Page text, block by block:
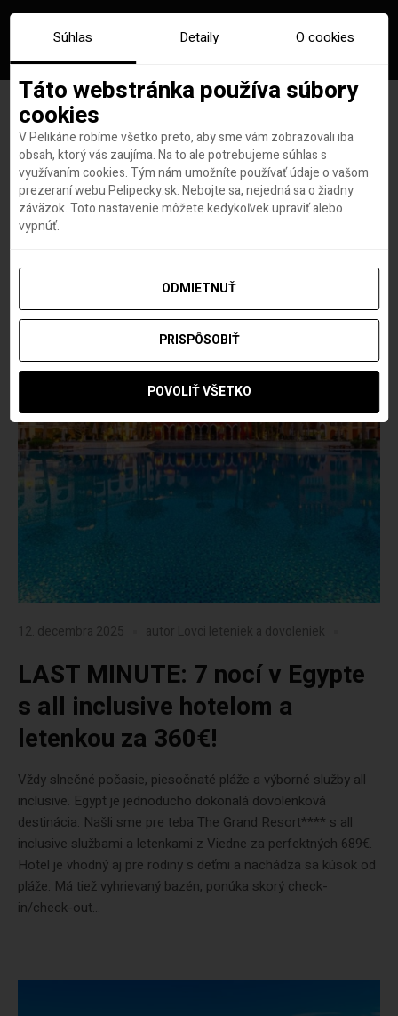
Značka:hurghada
12. decembra 2025 autor Lovci leteniek a dovoleniek
LAST MINUTE: 7 nocí v Egypte
s all inclusive hotelom a
letenkou za 360€!
Vždy slnečné počasie, piesočnaté pláže a výborné služby all
inclusive. Egypt je jednoducho dokonalá dovolenková
destinácia. Našli sme pre teba The Grand Resort**** s all
inclusive službami a letenkami z Viedne za perfektných 689€.
Hotel je vhodný aj pre rodiny s deťmi a nachádza sa kúsok od
pláže. Má tiež vyhrievaný bazén, ponúka skorý check-
in/check-out...
Súhlas Detaily O cookies
Táto webstránka používa súbory
cookies
V Pelikáne robíme všetko preto, aby sme vám zobrazovali iba
obsah, ktorý vás zaujíma. Na to ale potrebujeme súhlas s
využívaním cookies. Tým nám umožníte používať údaje o vašom
prezeraní webu Pelipecky.sk. Nebojte sa, nejedná sa o žiadny
záväzok. Toto nastavenie môžete kedykoľvek upraviť alebo
vypnúť.
ODMIETNUŤ
PRISPÔSOBIŤ
POVOLIŤ VŠETKO